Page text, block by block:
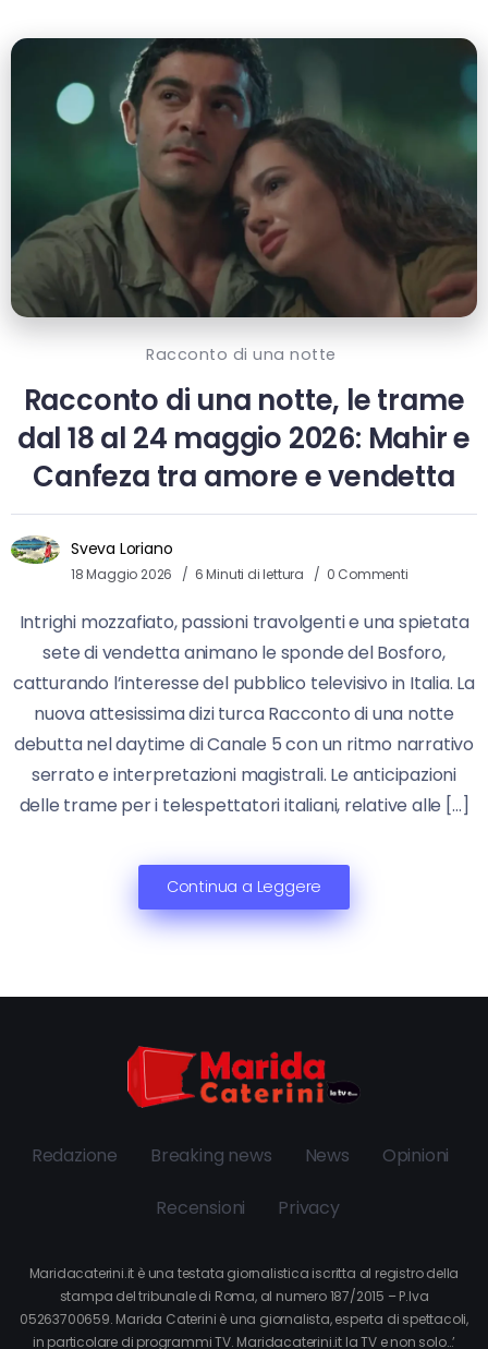
Racconto di una notte
Racconto di una notte, le trame
dal 18 al 24 maggio 2026: Mahir e
Canfeza tra amore e vendetta
Sveva Loriano
18 Maggio 2026 6 Minuti di lettura 0 Commenti
Intrighi mozzafiato, passioni travolgenti e una spietata
sete di vendetta animano le sponde del Bosforo,
catturando l’interesse del pubblico televisivo in Italia. La
nuova attesissima dizi turca Racconto di una notte
debutta nel daytime di Canale 5 con un ritmo narrativo
serrato e interpretazioni magistrali. Le anticipazioni
delle trame per i telespettatori italiani, relative alle […]
Continua a Leggere
Redazione Breaking news News Opinioni
Recensioni Privacy
Maridacaterini.it è una testata giornalistica iscritta al registro della
stampa del tribunale di Roma, al numero 187/2015 – P.Iva
05263700659. Marida Caterini è una giornalista, esperta di spettacoli,
in particolare di programmi TV. Maridacaterini.it la TV e non solo…’